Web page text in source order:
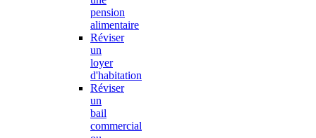
pension
alimentaire
Réviser
un
loyer
d'habitation
Réviser
un
bail
commercial